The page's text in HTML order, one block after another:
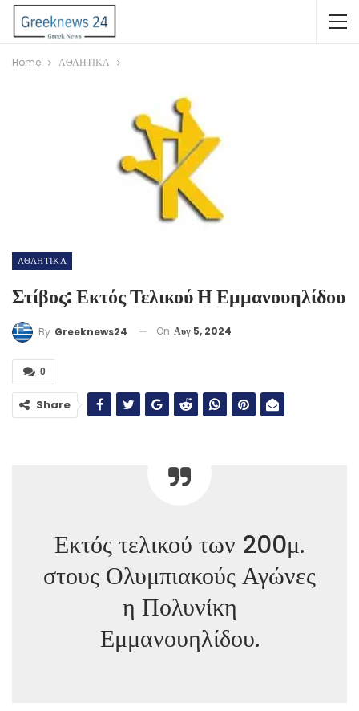
Home ΑΘΛΗΤΙΚΑ
ΑΘΛΗΤΙΚΑ
Στίβος: Εκτός Τελικού Η Εμμανουηλίδου
By Greeknews24 On Αυγ 5, 2024
0
Share
Εκτός τελικού των 200μ.
στους Ολυμπιακούς Αγώνες
η Πολυνίκη
Εμμανουηλίδου.